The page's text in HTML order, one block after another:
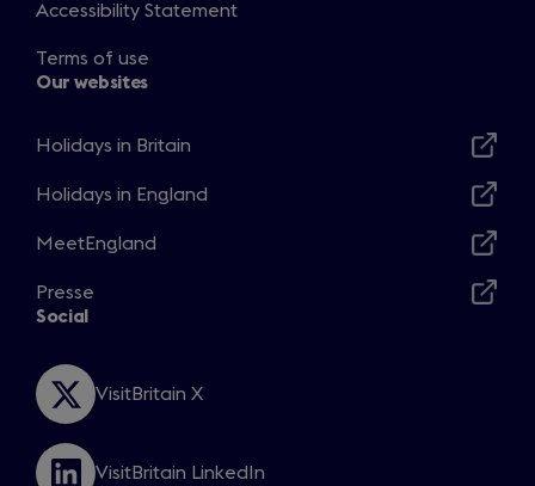
Accessibility Statement
Terms of use
Our websites
Holidays in Britain
in
new
Holidays in England
in
new
window
MeetEngland
in
a
window
Presse
Opens
new
window
Social
VisitBritain X
Opens
a
new
VisitBritain LinkedIn